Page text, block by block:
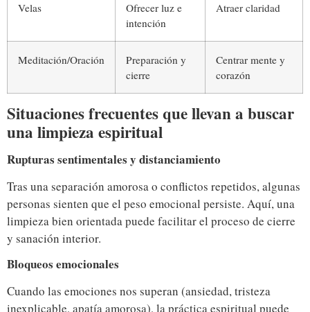
Velas
Ofrecer luz e
intención
Atraer claridad
Meditación/Oración
Preparación y
cierre
Centrar mente y
corazón
Situaciones frecuentes que llevan a buscar
una limpieza espiritual
Rupturas sentimentales y distanciamiento
Tras una separación amorosa o conflictos repetidos, algunas
personas sienten que el peso emocional persiste. Aquí, una
limpieza bien orientada puede facilitar el proceso de cierre
y sanación interior.
Bloqueos emocionales
Cuando las emociones nos superan (ansiedad, tristeza
inexplicable, apatía amorosa), la práctica espiritual puede